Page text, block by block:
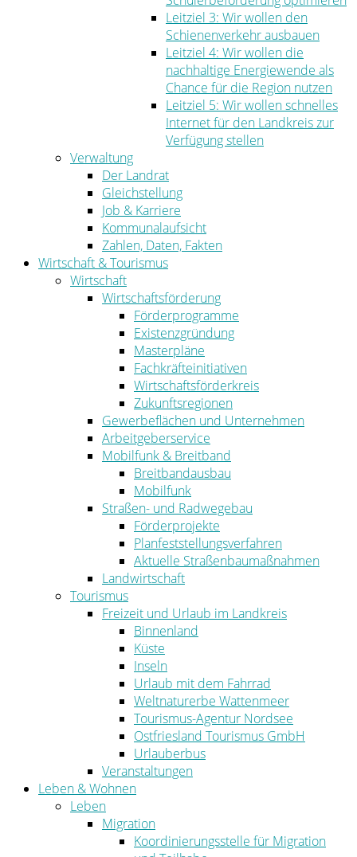
Leitziel 3: Wir wollen den
Schienenverkehr ausbauen
Leitziel 4: Wir wollen die
nachhaltige Energiewende als
Chance für die Region nutzen
Leitziel 5: Wir wollen schnelles
Internet für den Landkreis zur
Verfügung stellen
Verwaltung
Der Landrat
Gleichstellung
Job & Karriere
Kommunalaufsicht
Zahlen, Daten, Fakten
Wirtschaft & Tourismus
Wirtschaft
Wirtschaftsförderung
Förderprogramme
Existenzgründung
Masterpläne
Fachkräfteinitiativen
Wirtschaftsförderkreis
Zukunftsregionen
Gewerbeflächen und Unternehmen
Arbeitgeberservice
Mobilfunk & Breitband
Breitbandausbau
Mobilfunk
Straßen- und Radwegebau
Förderprojekte
Planfeststellungsverfahren
Aktuelle Straßenbaumaßnahmen
Landwirtschaft
Tourismus
Freizeit und Urlaub im Landkreis
Binnenland
Küste
Inseln
Urlaub mit dem Fahrrad
Weltnaturerbe Wattenmeer
Tourismus-Agentur Nordsee
Ostfriesland Tourismus GmbH
Urlauberbus
Veranstaltungen
Leben & Wohnen
Leben
Migration
Koordinierungsstelle für Migration